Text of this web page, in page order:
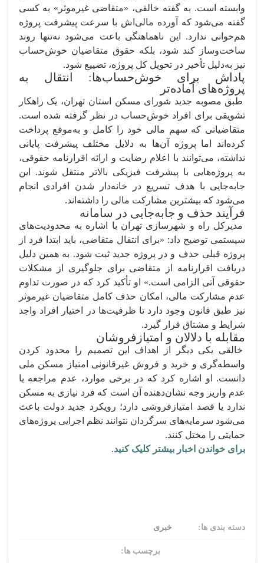
وابسته است. به گفته خالقی، «متقاضی غیرموثر» به کسی
گفته می‌شود که آورده مالی‌اش با سرعت پیشرفت پروژه
هم‌خوانی ندارد. این ناهماهنگی باعث می‌شود نه‌تنها روند
ساخت‌وساز کند شود، بلکه حقوق متقاضیان خوش‌حساب
نیز به‌دلیل تأخیر در تحویل کل پروژه، تضییع شود.
پاداش برای خوش‌حساب‌ها: انتقال به
پروژه‌های آماده‌تر
طبق مصوبه جدید شورای مسکن استان تهران، یک راهکار
تشویقی برای افراد خوش‌حساب در نظر گرفته شده است.
متقاضیانی که سهم مالی خود را کامل و به‌موقع پرداخت
کرده‌اند اما پروژه آن‌ها به دلایل مختلف پیشرفت پایانی
نداشته، می‌توانند با اعلام رضایت و ارائه اقرارنامه حقوقی،
به پروژه‌هایی با پیشرفت فیزیکی بالاتر منتقل شوند. این
جابه‌جایی با هدف تسریع در خانه‌دار شدن افرادی انجام
می‌شود که بیشترین مشارکت مالی را داشته‌اند.
فرآیند حذف و جابه‌جایی در سامانه
مدیرکل راه و شهرسازی تهران با اشاره به محدودیت‌های
سیستمی توضیح داد: «برای انتقال متقاضی، باید ابتدا فرد از
پروژه قبلی حذف و در پروژه جدید ثبت شود. به همین دلیل
دریافت اقرارنامه از متقاضی برای جلوگیری از مشکلات
حقوقی آتی الزامی است.» او تأکید کرد که در صورت تداوم
عدم مشارکت مالی، امکان حذف کامل متقاضیان غیرموثر
نیز طبق قانون وجود دارد تا ظرفیت‌ها در اختیار افراد واجد
شرایط و مشتاق قرار گیرد.
مقابله با دلالان و امتیازفروشان
خالقی یکی دیگر از اهداف این تصمیم را محدود کردن
واسطه‌گری و خرید و فروش غیرقانونی امتیاز مسکن ملی
دانست. او اشاره کرد که در برخی موارد، عدم مراجعه یا
عدم واریز وجه نشان‌دهنده آن است که فرد نیازی به مسکن
ندارد یا قصد امتیازفروشی دارد؛ رویکرد جدید دولت باعث
می‌شود سرمایه‌های سرگردان نتوانند نظم اجرایی پروژه‌های
حمایتی را مختل کنند.
برای خواندن اخبار بیشتر کلیک کنید.
دسته بندی ها: خبری
برچسب ها: